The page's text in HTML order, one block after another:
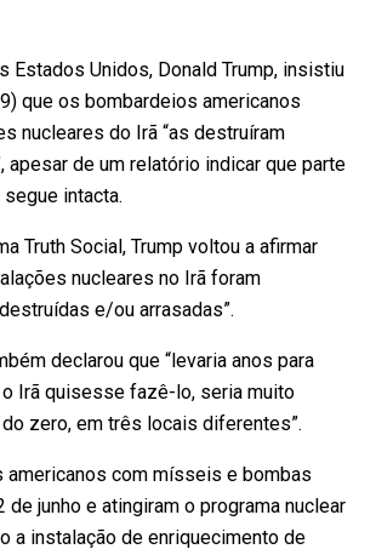
Estados Unidos, Donald Trump, insistiu
que os bombardeios americanos
nucleares do Irã “as destruíram
apesar de um relatório indicar que parte
intacta.
Truth Social, Trump voltou a afirmar
nucleares no Irã foram
e/ou arrasadas”.
declarou que “levaria anos para
Irã quisesse fazê-lo, seria muito
zero, em três locais diferentes”.
americanos com mísseis e bombas
de junho e atingiram o programa nuclear
a instalação de enriquecimento de